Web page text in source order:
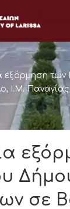
εξόρμηση
Ι.Μ.
σε